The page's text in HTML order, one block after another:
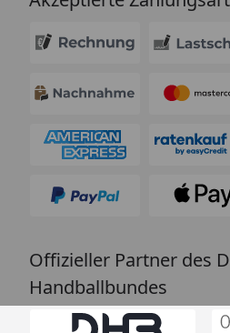
Offizieller Partner des
Handballbundes